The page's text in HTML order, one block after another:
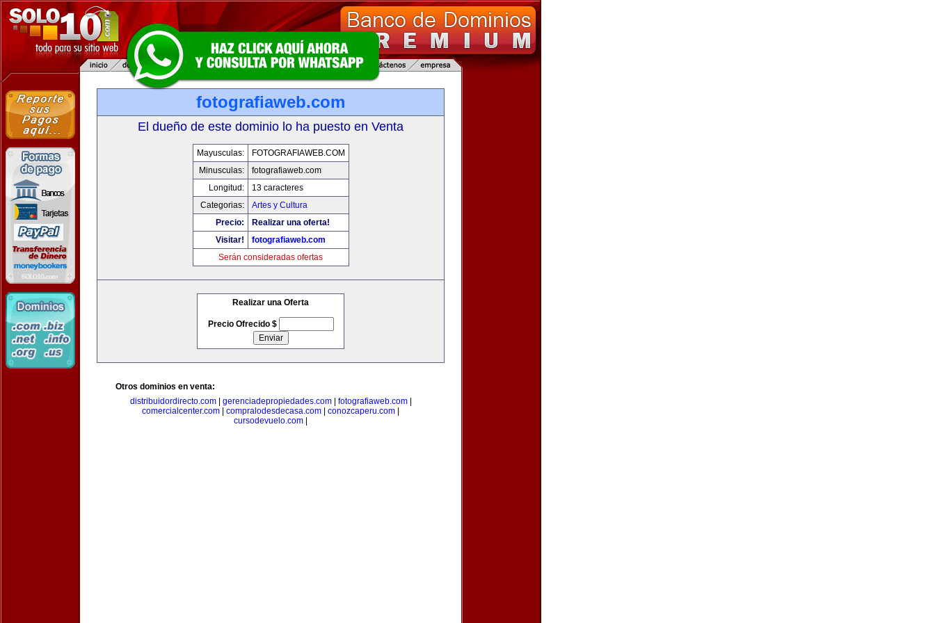
fotografiaweb.com
El dueño de este dominio lo ha puesto en Venta
Mayusculas:
FOTOGRAFIAWEB.COM
Minusculas:
fotografiaweb.com
Longitud:
13 caracteres
Categorias:
Artes y Cultura
Precio:
Realizar una oferta!
Visitar!
fotografiaweb.com
Serán consideradas ofertas
Realizar una Oferta
Precio Ofrecido $
Otros dominios en venta:
distribuidordirecto.com| gerenciadepropiedades.com| fotografiaweb.com|
comercialcenter.com
compralodesdecasa.com conozcaperu.com
cursodevuelo.com